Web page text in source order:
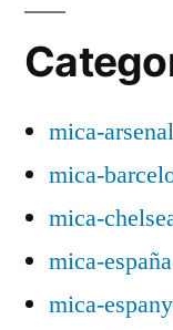
mica-arsenal
mica-
mica-
mica-españa
mica-